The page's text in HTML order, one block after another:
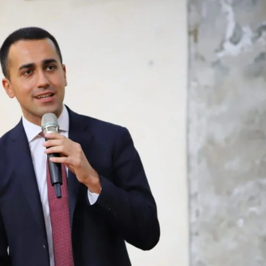
Informazione
al biologico italiano
Il settore è a
Evidenza Informazione
Acque sempre agitate tra i
democratici di Caposele